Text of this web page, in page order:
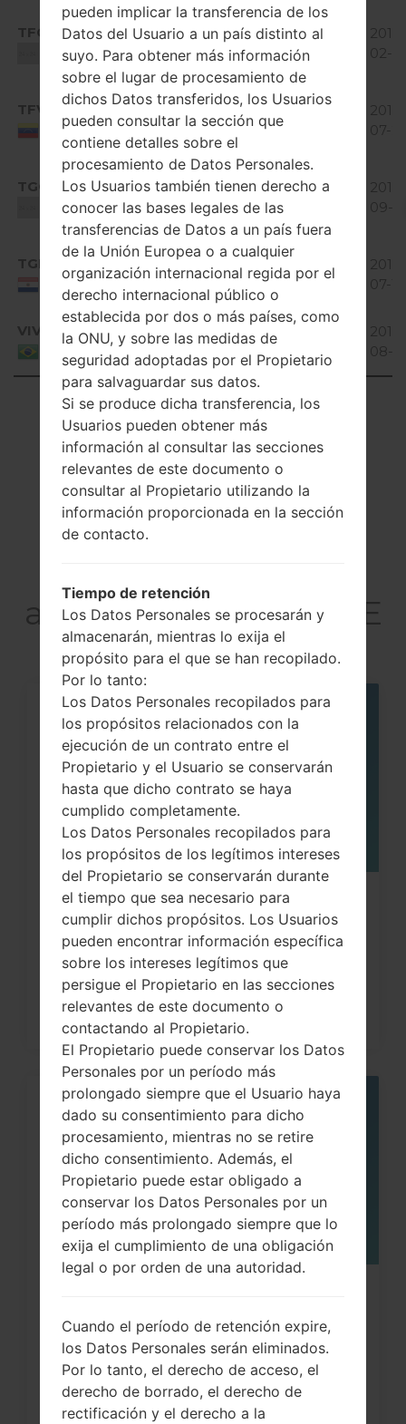
TFO
Unknown
E97710A_00.kdz
Android
4.1-4.3
Jelly
Bean
1.05 GiB
2017-
02-
TFV
Venezuela
E97720A_00.kdz
Android
4.4.x
993.75
2016-
07-
TGO
Unknown
E97710A_00.kdz
Android
4.1-4.3
Jelly
Bean
1.08
2016-
09-
TGP
Paraguay
E97720A_00.kdz
Android
4.4.x
KitKat
985.75
MiB
2016-
07-19
VIV
E97720A_00.kdz
Android
4.4.x
KitKat
MiB
2016-
08-
Showing 1 to 14 of 14 entries
Previous Next
Artículos
LGE977(LGE977)
akaLG Optimus G LTE
Cómo hacer Reinicio Completo en
LG G3, G4, G5 , G7...
a través del código...
pueden implicar la transferencia de los
Datos del Usuario a un país distinto al
suyo. Para obtener más información
sobre el lugar de procesamiento de
dichos Datos transferidos, los Usuarios
pueden consultar la sección que
contiene detalles sobre el
procesamiento de Datos Personales.
Los Usuarios también tienen derecho a
conocer las bases legales de las
transferencias de Datos a un país fuera
de la Unión Europea o a cualquier
organización internacional regida por el
derecho internacional público o
establecida por dos o más países, como
la ONU, y sobre las medidas de
seguridad adoptadas por el Propietario
para salvaguardar sus datos.
Si se produce dicha transferencia, los
Usuarios pueden obtener más
información al consultar las secciones
relevantes de este documento o
consultar al Propietario utilizando la
información proporcionada en la sección
de contacto.
Tiempo de retención
Los Datos Personales se procesarán y
almacenarán, mientras lo exija el
propósito para el que se han recopilado.
Por lo tanto:
Los Datos Personales recopilados para
los propósitos relacionados con la
ejecución de un contrato entre el
Propietario y el Usuario se conservarán
hasta que dicho contrato se haya
cumplido completamente.
Los Datos Personales recopilados para
los propósitos de los legítimos intereses
del Propietario se conservarán durante
el tiempo que sea necesario para
cumplir dichos propósitos. Los Usuarios
pueden encontrar información específica
sobre los intereses legítimos que
persigue el Propietario en las secciones
relevantes de este documento o
contactando al Propietario.
El Propietario puede conservar los Datos
Personales por un período más
prolongado siempre que el Usuario haya
dado su consentimiento para dicho
procesamiento, mientras no se retire
dicho consentimiento. Además, el
Propietario puede estar obligado a
conservar los Datos Personales por un
período más prolongado siempre que lo
exija el cumplimiento de una obligación
legal o por orden de una autoridad.
Cuando el período de retención expire,
los Datos Personales serán eliminados.
Por lo tanto, el derecho de acceso, el
derecho de borrado, el derecho de
rectificación y el derecho a la